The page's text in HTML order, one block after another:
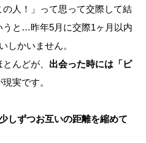
人！」って思って交際して結
うと…昨年5月に交際1ヶ月以内
しかいません。
んどが、 出会った時には「ピ
実です。
しずつお互いの距離を縮めて